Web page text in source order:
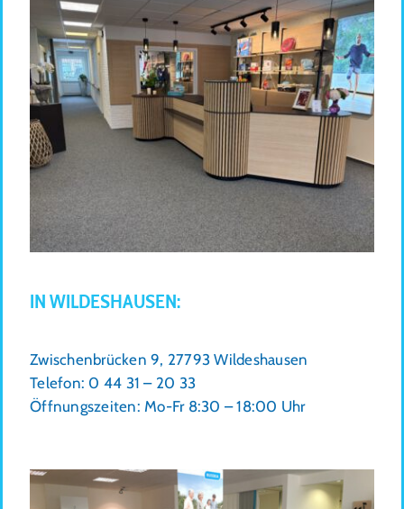
IN WILDESHAUSEN:
Zwischenbrücken 9, 27793 Wildeshausen
Telefon: 0 44 31 – 20 33
Öffnungszeiten: Mo-Fr 8:30 – 18:00 Uhr